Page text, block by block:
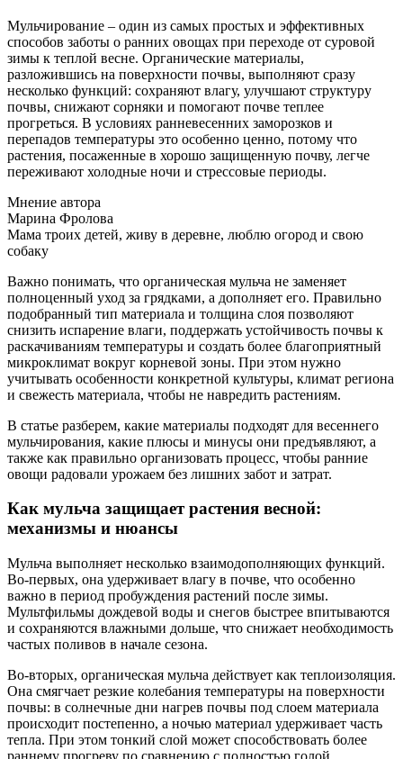
Мульчирование – один из самых простых и эффективных
способов заботы о ранних овощах при переходе от суровой
зимы к теплой весне. Органические материалы,
разложившись на поверхности почвы, выполняют сразу
несколько функций: сохраняют влагу, улучшают структуру
почвы, снижают сорняки и помогают почве теплее
прогреться. В условиях ранневесенних заморозков и
перепадов температуры это особенно ценно, потому что
растения, посаженные в хорошо защищенную почву, легче
переживают холодные ночи и стрессовые периоды.
Мнение автора
Марина Фролова
Мама троих детей, живу в деревне, люблю огород и свою
собаку
Важно понимать, что органическая мульча не заменяет
полноценный уход за грядками, а дополняет его. Правильно
подобранный тип материала и толщина слоя позволяют
снизить испарение влаги, поддержать устойчивость почвы к
раскачиваниям температуры и создать более благоприятный
микроклимат вокруг корневой зоны. При этом нужно
учитывать особенности конкретной культуры, климат региона
и свежесть материала, чтобы не навредить растениям.
В статье разберем, какие материалы подходят для весеннего
мульчирования, какие плюсы и минусы они предъявляют, а
также как правильно организовать процесс, чтобы ранние
овощи радовали урожаем без лишних забот и затрат.
Как мульча защищает растения весной:
механизмы и нюансы
Мульча выполняет несколько взаимодополняющих функций.
Во-первых, она удерживает влагу в почве, что особенно
важно в период пробуждения растений после зимы.
Мультфильмы дождевой воды и снегов быстрее впитываются
и сохраняются влажными дольше, что снижает необходимость
частых поливов в начале сезона.
Во-вторых, органическая мульча действует как теплоизоляция.
Она смягчает резкие колебания температуры на поверхности
почвы: в солнечные дни нагрев почвы под слоем материала
происходит постепенно, а ночью материал удерживает часть
тепла. При этом тонкий слой может способствовать более
раннему прогреву по сравнению с полностью голой